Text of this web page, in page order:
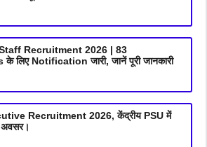
Recruitment 2026 | 83
लिए Notification जारी, जानें पूरी जानकारी
Recruitment 2026, केंद्रीय PSU में
अवसर।